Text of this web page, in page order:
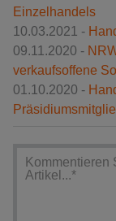
Einzelhandels
10.03.2021 -
09.11.2020 -
verkaufsoffene
01.10.2020 -